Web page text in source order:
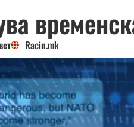
Racin.mk